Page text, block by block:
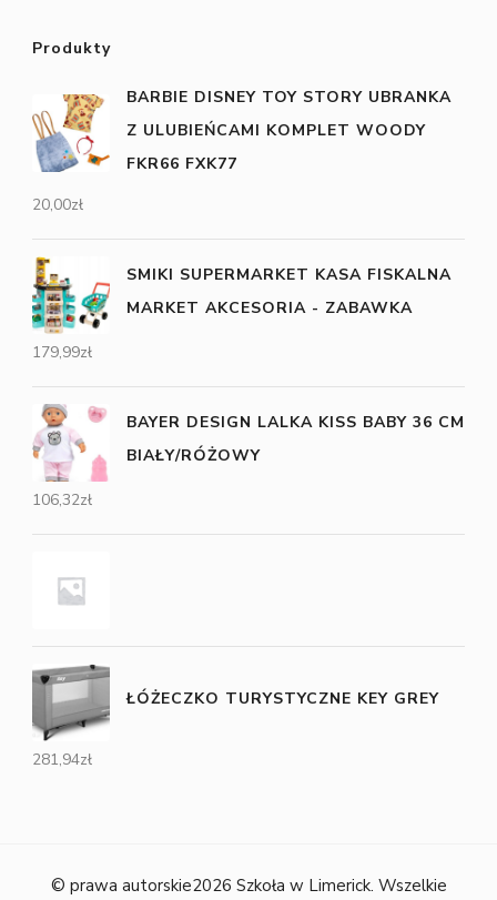
Produkty
BARBIE DISNEY TOY STORY UBRANKA
Z ULUBIEŃCAMI KOMPLET WOODY
FKR66 FXK77
20,00zł
SMIKI SUPERMARKET KASA FISKALNA
MARKET AKCESORIA - ZABAWKA
179,99zł
BAYER DESIGN LALKA KISS BABY 36 CM
BIAŁY/RÓŻOWY
106,32zł
ŁÓŻECZKO TURYSTYCZNE KEY GREY
281,94zł
© prawa autorskie2026 Szkoła w Limerick. Wszelkie